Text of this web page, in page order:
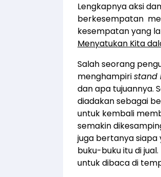
Lengkapnya aksi
berkesempatan
kesempatan yang
Menyatukan Kita
Salah seorang
menghampiristand
dan apa tujuannya.
diadakan sebagai
untuk kembali
semakin
juga bertanya siapa
buku-buku itu di
untuk dibaca di